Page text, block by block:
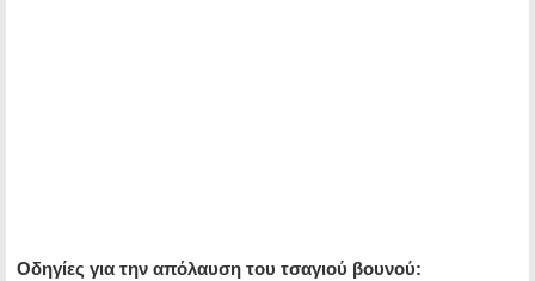
Οδηγίες για την απόλαυση του τσαγιού βουνού: